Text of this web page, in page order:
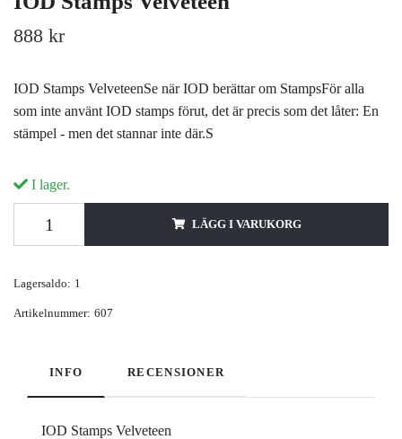
888 kr
IOD Stamps VelveteenSe när IOD berättar om StampsFör alla
som inte använt IOD stamps förut, det är precis som det låter: En
stämpel - men det stannar inte där.S
I lager.
LÄGG I VARUKORG
Lagersaldo: 1
Artikelnummer: 607
INFO RECENSIONER
IOD Stamps Velveteen